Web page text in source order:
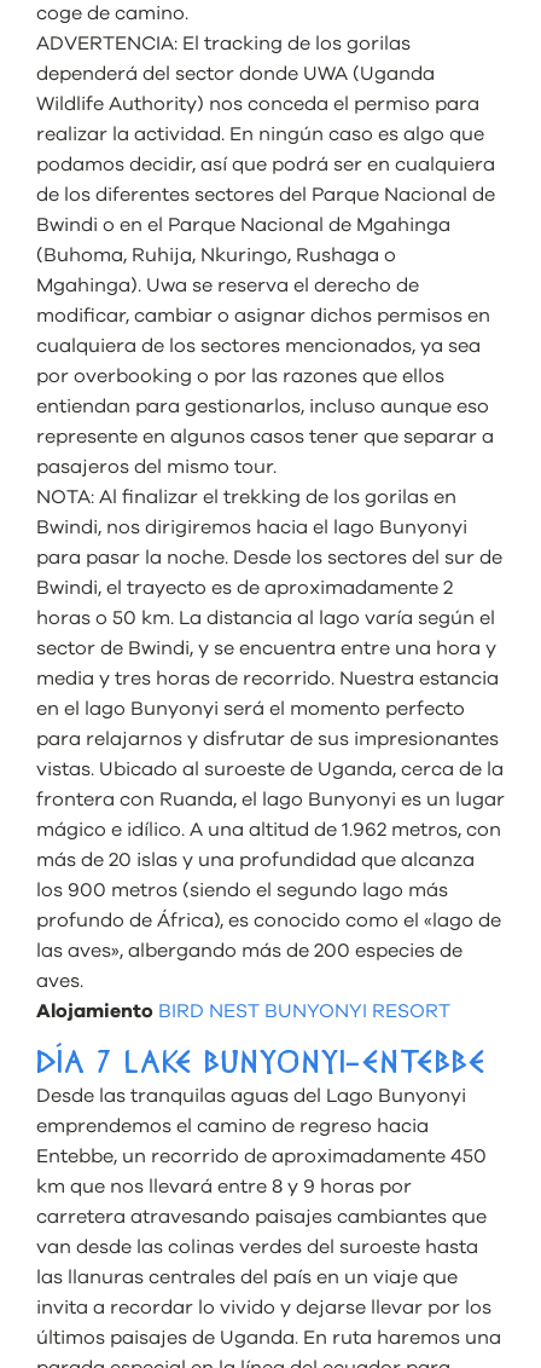
coge de camino.
ADVERTENCIA: El tracking de los gorilas
dependerá del sector donde UWA (Uganda
Wildlife Authority) nos conceda el permiso para
realizar la actividad. En ningún caso es algo que
podamos decidir, así que podrá ser en cualquiera
de los diferentes sectores del Parque Nacional de
Bwindi o en el Parque Nacional de Mgahinga
(Buhoma, Ruhija, Nkuringo, Rushaga o
Mgahinga). Uwa se reserva el derecho de
modificar, cambiar o asignar dichos permisos en
cualquiera de los sectores mencionados, ya sea
por overbooking o por las razones que ellos
entiendan para gestionarlos, incluso aunque eso
represente en algunos casos tener que separar a
pasajeros del mismo tour.
NOTA: Al finalizar el trekking de los gorilas en
Bwindi, nos dirigiremos hacia el lago Bunyonyi
para pasar la noche. Desde los sectores del sur de
Bwindi, el trayecto es de aproximadamente 2
horas o 50 km. La distancia al lago varía según el
sector de Bwindi, y se encuentra entre una hora y
media y tres horas de recorrido. Nuestra estancia
en el lago Bunyonyi será el momento perfecto
para relajarnos y disfrutar de sus impresionantes
vistas. Ubicado al suroeste de Uganda, cerca de la
frontera con Ruanda, el lago Bunyonyi es un lugar
mágico e idílico. A una altitud de 1.962 metros, con
más de 20 islas y una profundidad que alcanza
los 900 metros (siendo el segundo lago más
profundo de África), es conocido como el «lago de
las aves», albergando más de 200 especies de
aves.
Alojamiento BIRD NEST BUNYONYI RESORT
DÍA 7 LAKE BUNYONYI-ENTEBBE
Desde las tranquilas aguas del Lago Bunyonyi
emprendemos el camino de regreso hacia
Entebbe, un recorrido de aproximadamente 450
km que nos llevará entre 8 y 9 horas por
carretera atravesando paisajes cambiantes que
van desde las colinas verdes del suroeste hasta
las llanuras centrales del país en un viaje que
invita a recordar lo vivido y dejarse llevar por los
últimos paisajes de Uganda. En ruta haremos una